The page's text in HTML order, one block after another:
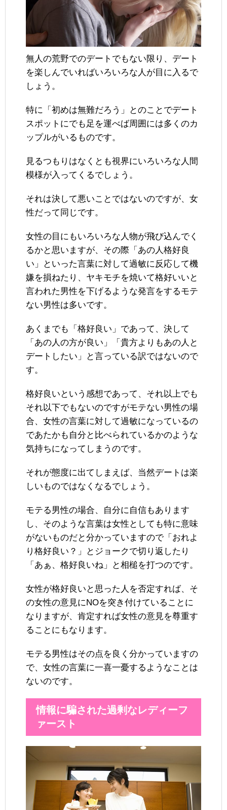
無人の荒野でのデートでもない限り、デート
を楽しんでいればいろいろな人が目に入るで
しょう。
特に「初めは無難だろう」とのことでデート
スポットにでも足を運べば周囲には多くのカ
ップルがいるものです。
見るつもりはなくとも視界にいろいろな人間
模様が入ってくるでしょう。
それは決して悪いことではないのですが、女
性だって同じです。
女性の目にもいろいろな人物が飛び込んでく
るかと思いますが、その際「あの人格好良
い」といった言葉に対して過敏に反応して機
嫌を損ねたり、ヤキモチを焼いて格好いいと
言われた男性を下げるような発言をするモテ
ない男性は多いです。
あくまでも「格好良い」であって、決して
「あの人の方が良い」「貴方よりもあの人と
デートしたい」と言っている訳ではないので
す。
格好良いという感想であって、それ以上でも
それ以下でもないのですがモテない男性の場
合、女性の言葉に対して過敏になっているの
であたかも自分と比べられているかのような
気持ちになってしまうのです。
それが態度に出てしまえば、当然デートは楽
しいものではなくなるでしょう。
モテる男性の場合、自分に自信もあります
し、そのような言葉は女性としても特に意味
がないものだと分かっていますので「おれよ
り格好良い？」とジョークで切り返したり
「あぁ、格好良いね」と相槌を打つのです。
女性が格好良いと思った人を否定すれば、そ
の女性の意見にNOを突き付けていることに
なりますが、肯定すれば女性の意見を尊重す
ることにもなります。
モテる男性はその点を良く分かっていますの
で、女性の言葉に一喜一憂するようなことは
ないのです。
情報に騙された過剰なレディーフ
ァースト